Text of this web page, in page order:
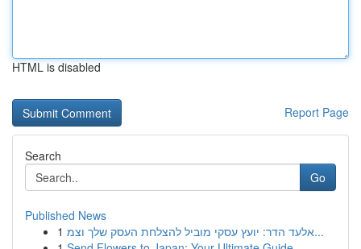
HTML is disabled
Report Page
Search
Go
Published News
1
אלעד הדר: יועץ עסקי מוביל להצלחת העסק שלך וצמ...